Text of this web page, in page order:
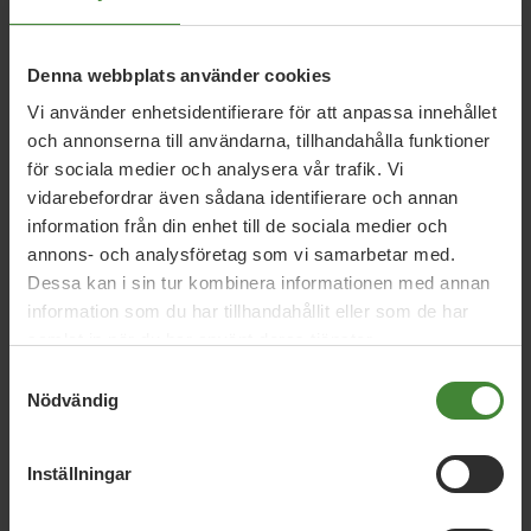
Denna webbplats använder cookies
Vi använder enhetsidentifierare för att anpassa innehållet
och annonserna till användarna, tillhandahålla funktioner
för sociala medier och analysera vår trafik. Vi
vidarebefordrar även sådana identifierare och annan
information från din enhet till de sociala medier och
annons- och analysföretag som vi samarbetar med.
Dessa kan i sin tur kombinera informationen med annan
information som du har tillhandahållit eller som de har
Nödvändig
Inställningar
5 februari 2026
MP lovar ny ”kulturell allemansrätt”
9 januari 2026
Regeringens friskoleförslag räcker inte –
Miljöpartiet kräver vinstförbud
Det svenska betygsystemet behöver